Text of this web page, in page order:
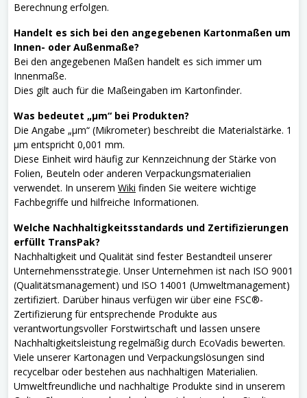
Berechnung erfolgen.
Handelt es sich bei den angegebenen Kartonmaßen um
Innen- oder Außenmaße?
Bei den angegebenen Maßen handelt es sich immer um
Innenmaße.
Dies gilt auch für die Maßeingaben im Kartonfinder.
Was bedeutet „µm“ bei Produkten?
Die Angabe „µm“ (Mikrometer) beschreibt die Materialstärke. 1
µm entspricht 0,001 mm.
Diese Einheit wird häufig zur Kennzeichnung der Stärke von
Folien, Beuteln oder anderen Verpackungsmaterialien
verwendet. In unserem Wiki finden Sie weitere wichtige
Fachbegriffe und hilfreiche Informationen.
Welche Nachhaltigkeitsstandards und Zertifizierungen
erfüllt TransPak?
Nachhaltigkeit und Qualität sind fester Bestandteil unserer
Unternehmensstrategie. Unser Unternehmen ist nach ISO 9001
(Qualitätsmanagement) und ISO 14001 (Umweltmanagement)
zertifiziert. Darüber hinaus verfügen wir über eine FSC®-
Zertifizierung für entsprechende Produkte aus
verantwortungsvoller Forstwirtschaft und lassen unsere
Nachhaltigkeitsleistung regelmäßig durch EcoVadis bewerten.
Viele unserer Kartonagen und Verpackungslösungen sind
recycelbar oder bestehen aus nachhaltigen Materialien.
Umweltfreundliche und nachhaltige Produkte sind in unserem